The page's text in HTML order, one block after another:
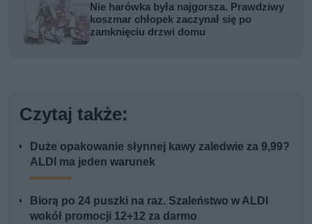
Nie harówka była najgorsza. Prawdziwy
koszmar chłopek zaczynał się po
zamknięciu drzwi domu
Czytaj także:
Duże opakowanie słynnej kawy zaledwie za 9,99?
ALDI ma jeden warunek
Biorą po 24 puszki na raz. Szaleństwo w ALDI
wokół promocji 12+12 za darmo